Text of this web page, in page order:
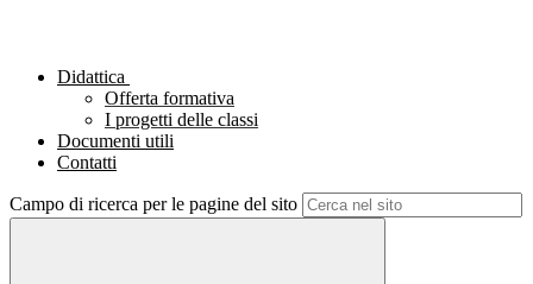
Didattica
Offerta formativa
I progetti delle classi
Documenti utili
Contatti
Campo di ricerca per le pagine del sito